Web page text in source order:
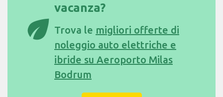
eco
vacanza?
Trova le migliori offerte di
noleggio auto elettriche e
ibride su Aeroporto Milas
Bodrum